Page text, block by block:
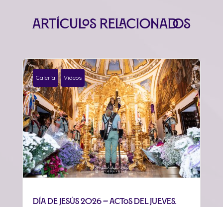
Artículos relacionados
Galería Videos
Día de Jesús 2026 – Actos del jueves.